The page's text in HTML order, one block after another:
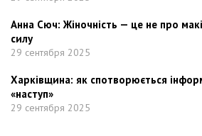
Анна Сюч: Жіночність — це не про
силу
29 сентября 2025
Харківщина: як спотворюється
«наступ»
29 сентября 2025